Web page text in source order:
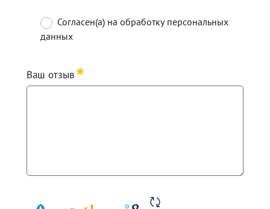
Согласен(а) на обработку персональных
данных
Ваш отзыв